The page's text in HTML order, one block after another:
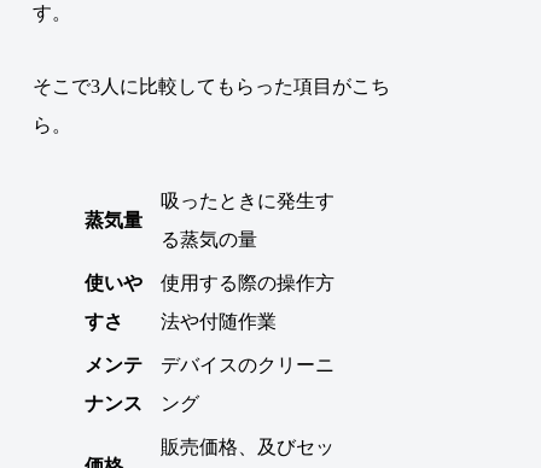
す。
そこで3人に比較してもらった項目がこち
ら。
蒸気量
吸ったときに発生す
る蒸気の量
使いや
すさ
使用する際の操作方
法や付随作業
メンテ
ナンス
デバイスのクリーニ
ング
販売価格、及びセッ